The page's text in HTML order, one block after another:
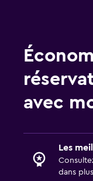
avec
Les
dans